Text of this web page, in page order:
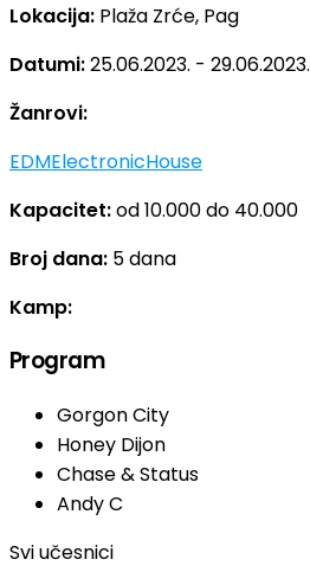
Lokacija: Plaža Zrće, Pag
Datumi:25.06.2023. - 29.06.2023.
Žanrovi:
EDMElectronicHouse
Kapacitet:od 10.000 do 40.000
Broj dana: 5 dana
Kamp:
Program
Gorgon City
Honey Dijon
Chase & Status
Andy C
Svi učesnici